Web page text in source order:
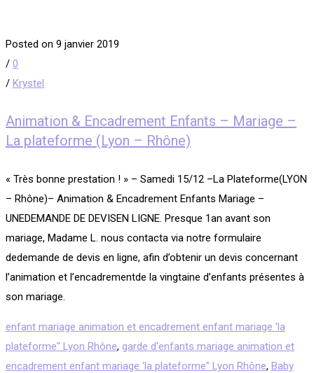
Posted on 9 janvier 2019
/ 0
/ Krystel
Animation & Encadrement Enfants – Mariage –
La plateforme (Lyon – Rhône)
« Très bonne prestation ! » – Samedi 15/12 –La Plateforme(LYON
– Rhône)– Animation & Encadrement Enfants Mariage –
UNEDEMANDE DE DEVISEN LIGNE. Presque 1an avant son
mariage, Madame L. nous contacta via notre formulaire
dedemande de devis en ligne, afin d’obtenir un devis concernant
l’animation et l’encadrementde la vingtaine d’enfants présentes à
son mariage.
enfant mariage animation et encadrement enfant mariage 'la
plateforme" Lyon Rhône, garde d'enfants mariage animation et
encadrement enfant mariage 'la plateforme" Lyon Rhône, Baby